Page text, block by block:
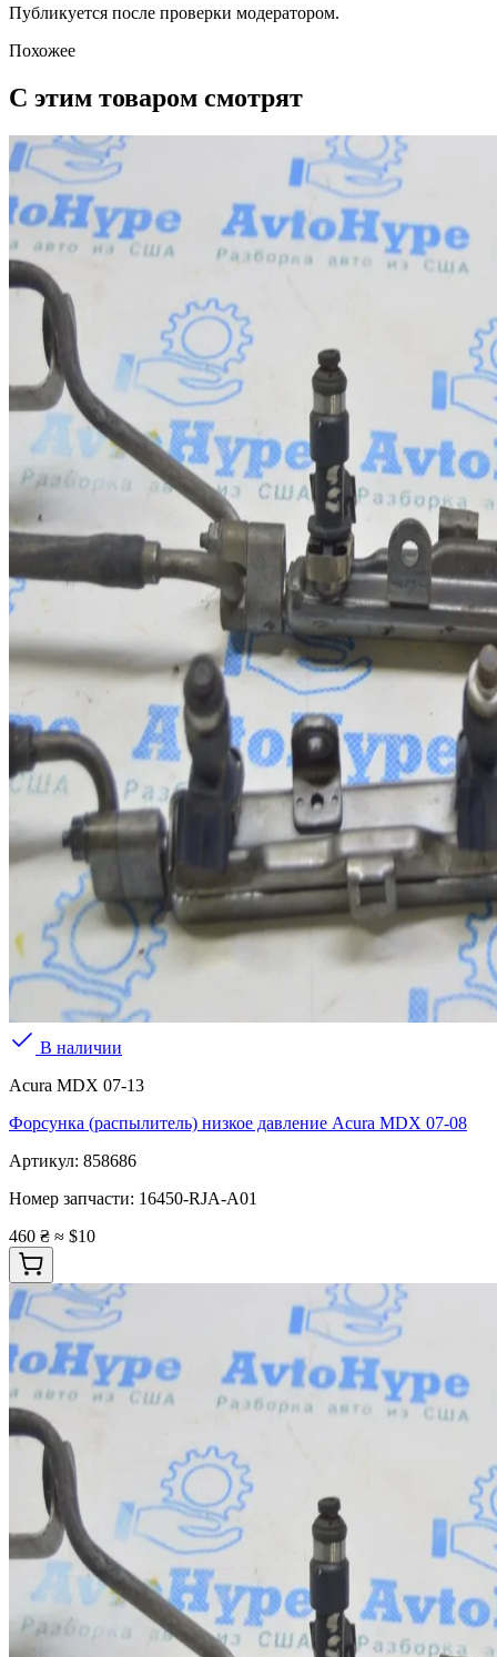
Публикуется после проверки модератором.
Похожее
С этим товаром смотрят
В наличии
Acura MDX 07-13
Форсунка (распылитель) низкое давление Acura MDX 07-08
Артикул: 858686
Номер запчасти: 16450-RJA-A01
460 ₴ ≈ $10